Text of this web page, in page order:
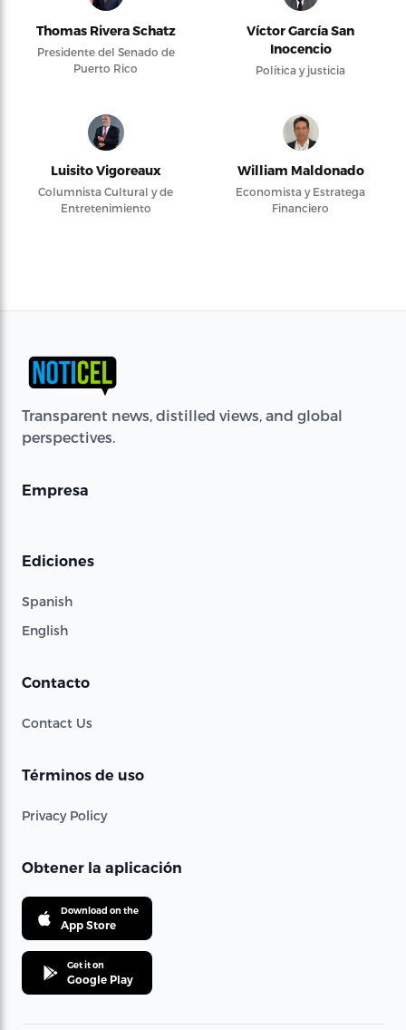
Thomas Rivera Schatz
Presidente del Senado de
Puerto Rico
Víctor García San
Inocencio
Política y justicia
Luisito Vigoreaux
Columnista Cultural y de
Entretenimiento
William Maldonado
Economista y Estratega
Financiero
Transparent news, distilled views, and global
perspectives.
Empresa
Ediciones
Spanish
English
Contacto
Contact Us
Términos de uso
Privacy Policy
Obtener la aplicación
Download on the
App Store
Get it on
Google Play